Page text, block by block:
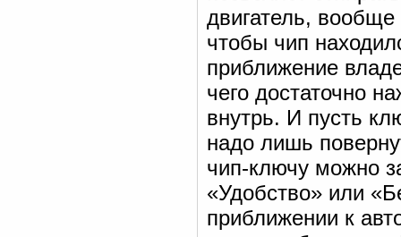
двигатель,
чтобы чип
приближение
чего достаточно
внутрь. И пусть
надо лишь
чип-ключу можно
«Удобство» или
приближении к